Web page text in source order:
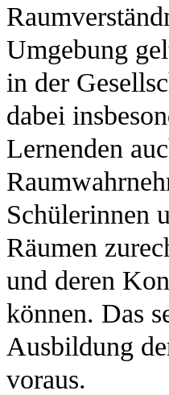
Umgebung
in der
dabei
Lernenden
Schülerinnen
Räumen
und deren
können. Das
Ausbildung
voraus.